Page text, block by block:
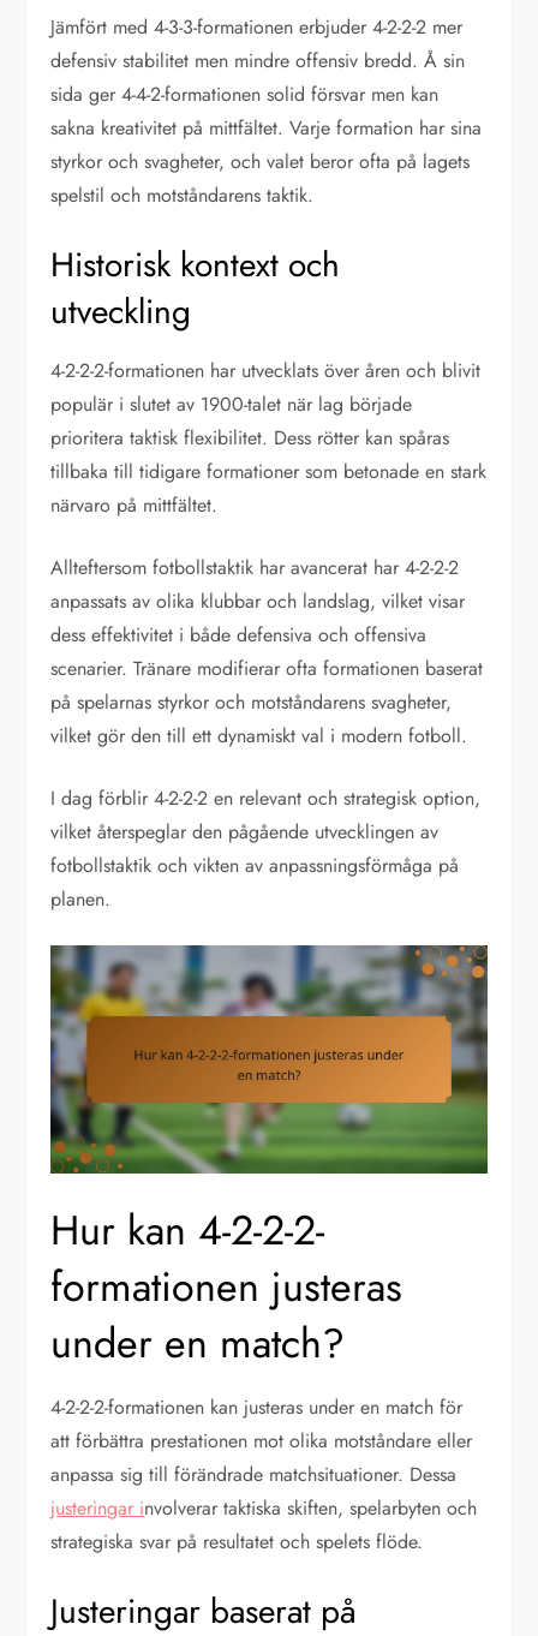
Jämfört med 4-3-3-formationen erbjuder 4-2-2-2 mer
defensiv stabilitet men mindre offensiv bredd. Å sin
sida ger 4-4-2-formationen solid försvar men kan
sakna kreativitet på mittfältet. Varje formation har sina
styrkor och svagheter, och valet beror ofta på lagets
spelstil och motståndarens taktik.
Historisk kontext och
utveckling
4-2-2-2-formationen har utvecklats över åren och blivit
populär i slutet av 1900-talet när lag började
prioritera taktisk flexibilitet. Dess rötter kan spåras
tillbaka till tidigare formationer som betonade en stark
närvaro på mittfältet.
Allteftersom fotbollstaktik har avancerat har 4-2-2-2
anpassats av olika klubbar och landslag, vilket visar
dess effektivitet i både defensiva och offensiva
scenarier. Tränare modifierar ofta formationen baserat
på spelarnas styrkor och motståndarens svagheter,
vilket gör den till ett dynamiskt val i modern fotboll.
I dag förblir 4-2-2-2 en relevant och strategisk option,
vilket återspeglar den pågående utvecklingen av
fotbollstaktik och vikten av anpassningsförmåga på
planen.
Hur kan 4-2-2-2-
formationen justeras
under en match?
4-2-2-2-formationen kan justeras under en match för
att förbättra prestationen mot olika motståndare eller
anpassa sig till förändrade matchsituationer. Dessa
justeringar involverar taktiska skiften, spelarbyten och
strategiska svar på resultatet och spelets flöde.
Justeringar baserat på